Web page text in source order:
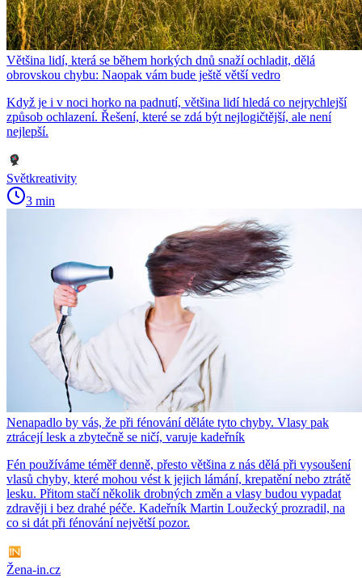
Většina lidí, která se během horkých dnů snaží ochladit, dělá
obrovskou chybu: Naopak vám bude ještě větší vedro
Když je i v noci horko na padnutí, většina lidí hledá co nejrychlejší
způsob ochlazení. Řešení, které se zdá být nejlogičtější, ale není
nejlepší.
Světkreativity
3 min
Nenapadlo by vás, že při fénování děláte tyto chyby. Vlasy pak
ztrácejí lesk a zbytečně se ničí, varuje kadeřník
Fén používáme téměř denně, přesto většina z nás dělá při vysoušení
vlasů chyby, které mohou vést k jejich lámání, krepatění nebo ztrátě
lesku. Přitom stačí několik drobných změn a vlasy budou vypadat
zdravěji i bez drahé péče. Kadeřník Martin Loužecký prozradil, na
co si dát při fénování největší pozor.
Žena-in.cz